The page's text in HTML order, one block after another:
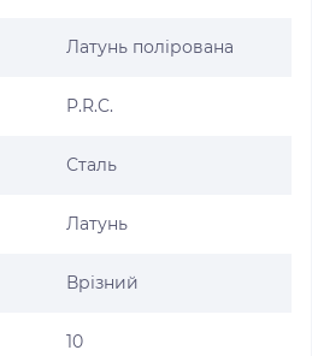
Латунь полірована
P.R.C.
Сталь
Латунь
Врізний
10